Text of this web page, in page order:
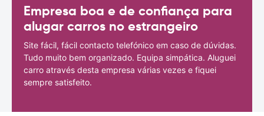
Empresa boa e de confiança para
alugar carros no estrangeiro
Site fácil, fácil contacto telefónico em caso de dúvidas.
Tudo muito bem organizado. Equipa simpática. Aluguei
carro através desta empresa várias vezes e fiquei
sempre satisfeito.